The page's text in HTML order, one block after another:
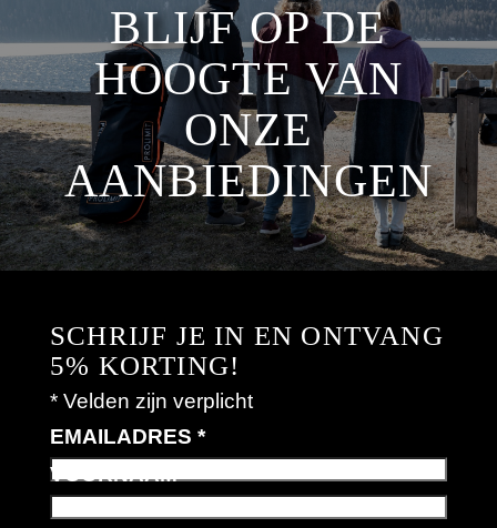
BLIJF OP DE
HOOGTE VAN
ONZE
AANBIEDINGEN
SCHRIJF JE IN EN ONTVANG
5% KORTING!
* Velden zijn verplicht
EMAILADRES *
VOORNAAM*